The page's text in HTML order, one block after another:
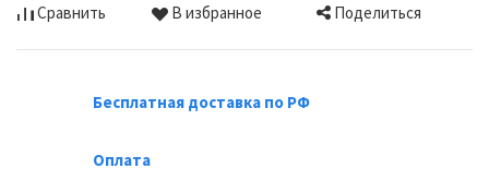
Сравнить В избранное Поделиться
Бесплатная доставка по РФ
Оплата